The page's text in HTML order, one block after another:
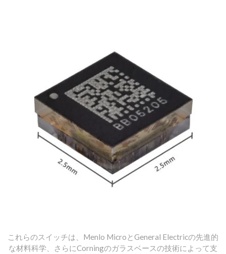
これらのスイッチは、Menlo MicroとGeneral Electricの先進的
な材料科学、さらにCorningのガラスベースの技術によって支